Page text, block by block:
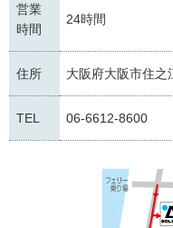
営業
時間
24時間
住所 大阪府大阪市住
TEL 06-6612-8600